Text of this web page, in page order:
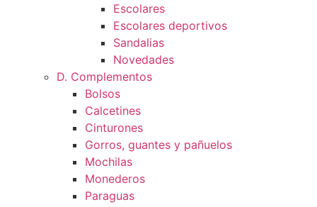
Escolares
Escolares deportivos
Sandalias
Novedades
D. Complementos
Bolsos
Calcetines
Cinturones
Gorros, guantes y pañuelos
Mochilas
Monederos
Paraguas